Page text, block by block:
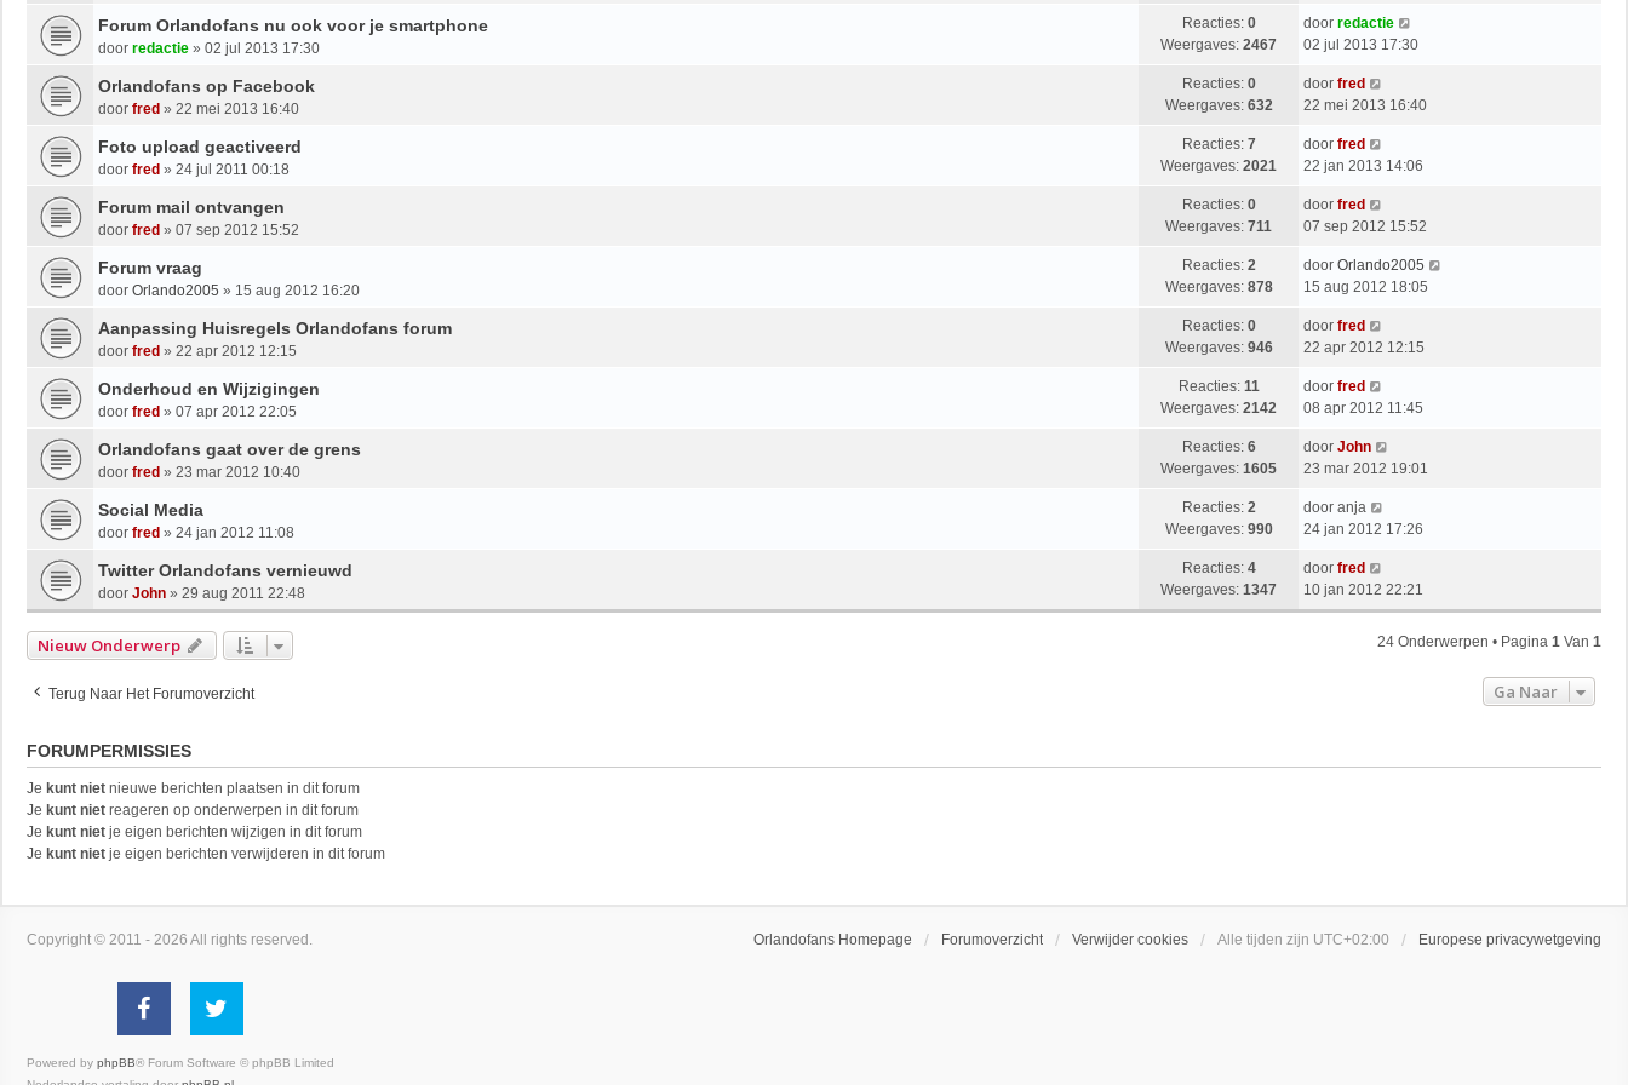
Forum Orlandofans nu ook voor je smartphone
door redactie » 02 jul 2013 17:30
Reacties: 0
Weergaves: 2467
door redactie
02 jul 2013 17:30
Orlandofans op Facebook
door fred » 22 mei 2013 16:40
Reacties: 0
Weergaves: 632
door fred
22 mei 2013 16:40
Foto upload geactiveerd
door fred » 24 jul 2011 00:18
Reacties: 7
Weergaves: 2021
door fred
22 jan 2013 14:06
Forum mail ontvangen
door fred » 07 sep 2012 15:52
Reacties: 0
Weergaves: 711
door fred
07 sep 2012 15:52
Forum vraag
door Orlando2005 » 15 aug 2012 16:20
Reacties: 2
Weergaves: 878
door Orlando2005
15 aug 2012 18:05
Aanpassing Huisregels Orlandofans forum
door fred » 22 apr 2012 12:15
Reacties: 0
Weergaves: 946
door fred
22 apr 2012 12:15
Onderhoud en Wijzigingen
door fred » 07 apr 2012 22:05
Reacties: 11
Weergaves: 2142
door fred
08 apr 2012 11:45
Orlandofans gaat over de grens
door fred » 23 mar 2012 10:40
Reacties: 6
Weergaves: 1605
door John
23 mar 2012 19:01
Social Media
door fred » 24 jan 2012 11:08
Reacties: 2
Weergaves: 990
door anja
24 jan 2012 17:26
Twitter Orlandofans vernieuwd
door John » 29 aug 2011 22:48
Reacties: 4
Weergaves: 1347
door fred
10 jan 2012 22:21
Nieuw Onderwerp 24 Onderwerpen • Pagina 1 Van 1
Terug Naar Het Forumoverzicht Ga Naar
FORUMPERMISSIES
Je kunt niet nieuwe berichten plaatsen in dit forum
Je kunt niet reageren op onderwerpen in dit forum
Je kunt niet je eigen berichten wijzigen in dit forum
Je kunt niet je eigen berichten verwijderen in dit forum
Orlandofans Homepage Forumoverzicht Verwijder cookies Alle tijden zijn UTC+02:00 Europese privacywetgeving
Copyright © 2011 - 2026 All rights reserved.
Powered by phpBB® Forum Software © phpBB Limited